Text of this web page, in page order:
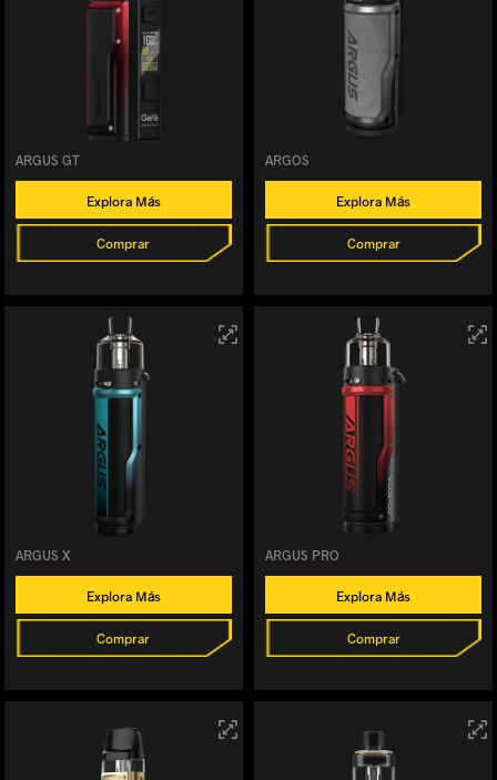
ARGUS GT
Explora Más
Comprar
ARGOS
Explora Más
Comprar
ARGUS X
Explora Más
Comprar
ARGUS PRO
Explora Más
Comprar